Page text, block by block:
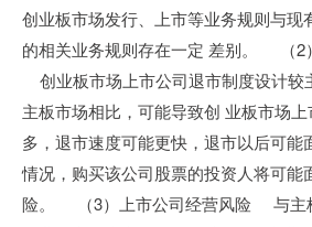
创业板市场发行、上市等业务规则与现
的相关业务规则存在一定 差别。 （2
创业板市场上市公司退市制度设计较
主板市场相比，可能导致创 业板市场
多，退市速度可能更快，退市以后可能
情况，购买该公司股票的投资人将可能
险。 （3）上市公司经营风险 与主